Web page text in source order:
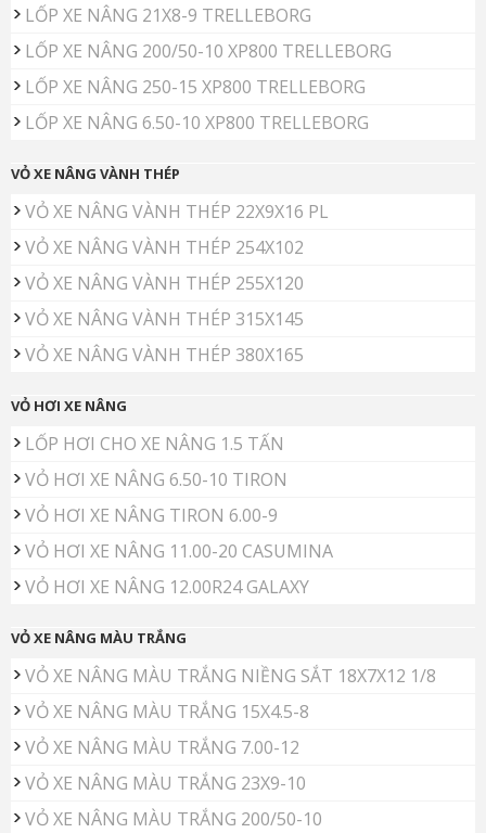
LỐP XE NÂNG 21X8-9 TRELLEBORG
LỐP XE NÂNG 200/50-10 XP800 TRELLEBORG
LỐP XE NÂNG 250-15 XP800 TRELLEBORG
LỐP XE NÂNG 6.50-10 XP800 TRELLEBORG
VỎ XE NÂNG VÀNH THÉP
VỎ XE NÂNG VÀNH THÉP 22X9X16 PL
VỎ XE NÂNG VÀNH THÉP 254X102
VỎ XE NÂNG VÀNH THÉP 255X120
VỎ XE NÂNG VÀNH THÉP 315X145
VỎ XE NÂNG VÀNH THÉP 380X165
VỎ HƠI XE NÂNG
LỐP HƠI CHO XE NÂNG 1.5 TẤN
VỎ HƠI XE NÂNG 6.50-10 TIRON
VỎ HƠI XE NÂNG TIRON 6.00-9
VỎ HƠI XE NÂNG 11.00-20 CASUMINA
VỎ HƠI XE NÂNG 12.00R24 GALAXY
VỎ XE NÂNG MÀU TRẮNG
VỎ XE NÂNG MÀU TRẮNG NIỀNG SẮT 18X7X12 1/8
VỎ XE NÂNG MÀU TRẮNG 15X4.5-8
VỎ XE NÂNG MÀU TRẮNG 7.00-12
VỎ XE NÂNG MÀU TRẮNG 23X9-10
VỎ XE NÂNG MÀU TRẮNG 200/50-10